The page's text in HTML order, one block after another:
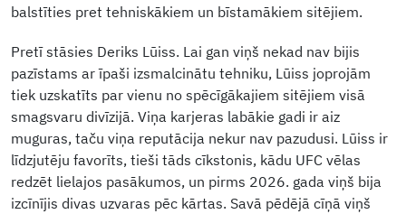
balstīties pret tehniskākiem un bīstamākiem sitējiem.
Pretī stāsies Deriks Lūiss. Lai gan viņš nekad nav bijis
pazīstams ar īpaši izsmalcinātu tehniku, Lūiss joprojām
tiek uzskatīts par vienu no spēcīgākajiem sitējiem visā
smagsvaru divīzijā. Viņa karjeras labākie gadi ir aiz
muguras, taču viņa reputācija nekur nav pazudusi. Lūiss ir
līdzjutēju favorīts, tieši tāds cīkstonis, kādu UFC vēlas
redzēt lielajos pasākumos, un pirms 2026. gada viņš bija
izcīnījis divas uzvaras pēc kārtas. Savā pēdējā cīņā viņš